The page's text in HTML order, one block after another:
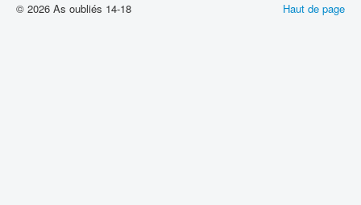
Haut de page
© 2026 As oubliés 14-18